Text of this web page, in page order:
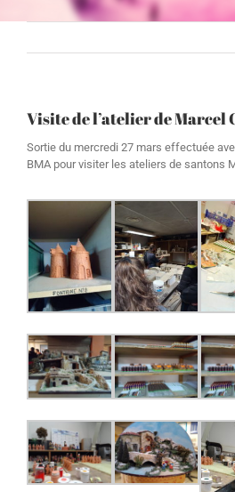
Visite de l’atelier de Marcel
Sortie du mercredi 27 mars effectuée
BMA pour visiter les ateliers de santons